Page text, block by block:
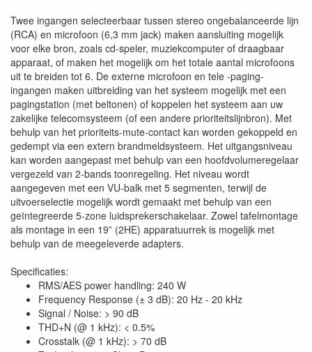
Twee ingangen selecteerbaar tussen stereo ongebalanceerde lijn
(RCA) en microfoon (6,3 mm jack) maken aansluiting mogelijk
voor elke bron, zoals cd-speler, muziekcomputer of draagbaar
apparaat, of maken het mogelijk om het totale aantal microfoons
uit te breiden tot 6. De externe microfoon en tele -paging-
ingangen maken uitbreiding van het systeem mogelijk met een
pagingstation (met beltonen) of koppelen het systeem aan uw
zakelijke telecomsysteem (of een andere prioriteitslijnbron). Met
behulp van het prioriteits-mute-contact kan worden gekoppeld en
gedempt via een extern brandmeldsysteem. Het uitgangsniveau
kan worden aangepast met behulp van een hoofdvolumeregelaar
vergezeld van 2-bands toonregeling. Het niveau wordt
aangegeven met een VU-balk met 5 segmenten, terwijl de
uitvoerselectie mogelijk wordt gemaakt met behulp van een
geïntegreerde 5-zone luidsprekerschakelaar. Zowel tafelmontage
als montage in een 19” (2HE) apparatuurrek is mogelijk met
behulp van de meegeleverde adapters.
Specificaties:
RMS/AES power handling: 240 W
Frequency Response (± 3 dB): 20 Hz - 20 kHz
Signal / Noise: > 90 dB
THD+N (@ 1 kHz): < 0.5%
Crosstalk (@ 1 kHz): > 70 dB